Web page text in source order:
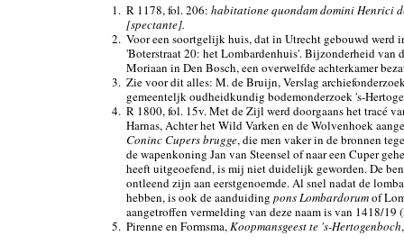
1. R 1178, fol. 206:habitatione quondam domini Henrici
[spectante].
2. Voor een soortgelijk huis, dat in Utrecht gebouwd werd
'Boterstraat 20: het Lombardenhuis'. Bijzonderheid van
Moriaan in Den Bosch, een overwelfde achterkamer
3. Zie voor dit alles: M. de Bruijn, Verslag
gemeenteljk oudheidkundig bodemonderzoek 's-
4. R 1800, fol. 15v. Met de Zijl werd doorgaans het tracé
Harnas, Achter het Wild Varken en de Wolvenhoek
Coninc Cupers brugge, die men vaker in de bronnen
de wapenkoning Jan van Steensel of naar een Cuper
heeft uitgeoefend, is mij niet duidelijk geworden. De
ontleend zijn aan eerstgenoemde. Al snel nadat de
hebben, is ook de aanduidingpons Lombardorumof
aangetroffen vermelding van deze naam is van 1418/19
5. Pirenne en Formsma,Koopmansgeest te 's-Hertogenboch